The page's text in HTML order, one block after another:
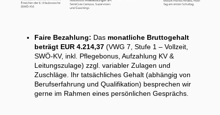
Faire Bezahlung: Das monatliche Bruttogehalt
beträgt EUR 4.214,37 (VWG 7, Stufe 1 – Vollzeit,
SWÖ-KV, inkl. Pflegebonus, Aufzahlung KV &
Leitungszulage) zzgl. variabler Zulagen und
Zuschläge. Ihr tatsächliches Gehalt (abhängig von
Berufserfahrung und Qualifikation) besprechen wir
gerne im Rahmen eines persönlichen Gesprächs.